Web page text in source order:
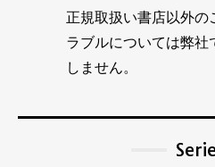
正規取扱い書店以外の
ラブルについては弊社
しません。